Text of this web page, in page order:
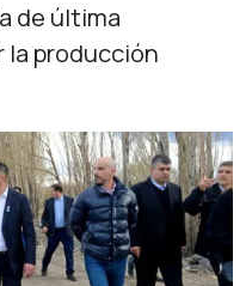
de última
la producción